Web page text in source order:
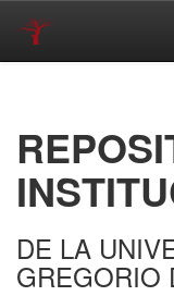
DE LA
GREGORIO